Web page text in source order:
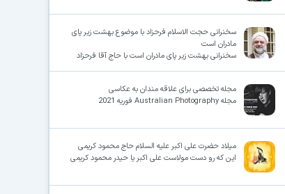
سخنرانی حجت الاسلام فرحزاد با موضوع بهشت زیر پای
مادران است
سخنرانی بهشت زیر پای مادران است با حاج آقا فرحزاد
مجله تخصصی برای علاقه مندان به عکاسی
مجله Australian Photography فوریه 2021
میلاد حضرت علی اکبر علیه السلام حاج محمود کریمی
این که رو دست مولاست علی اکبر یا حیدر محمود کریمی